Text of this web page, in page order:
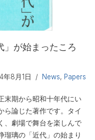
」が始まったころ
年8月1日 News, Papers
末期から昭和十年代にい
ら論じた著作です。タイ
、劇場で舞台を楽しんで
瑠璃の「近代」の始まり